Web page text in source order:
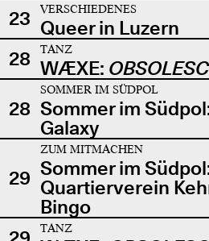
23
VERSCHIEDENES
Queer in Luzern
28
TANZ
WÆXE:
28
SOMMER IM SÜDPOL
Sommer im
Galaxy
29
ZUM MITMACHEN
Sommer im
Quartierverein
Bingo
TANZ